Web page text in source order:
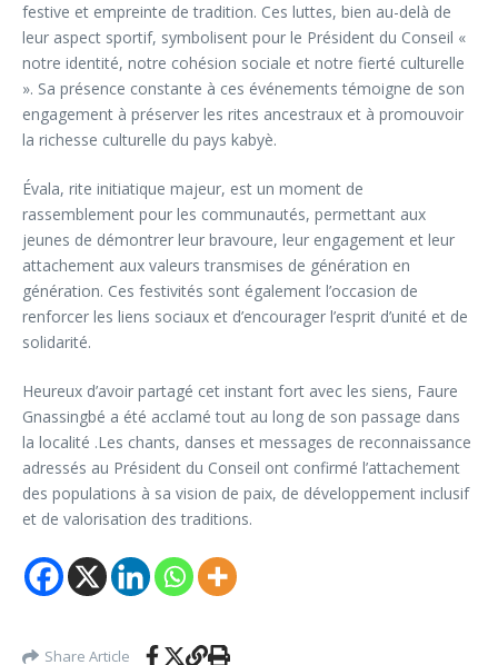
festive et empreinte de tradition. Ces luttes, bien au-delà de
leur aspect sportif, symbolisent pour le Président du Conseil «
notre identité, notre cohésion sociale et notre fierté culturelle
». Sa présence constante à ces événements témoigne de son
engagement à préserver les rites ancestraux et à promouvoir
la richesse culturelle du pays kabyè.
Évala, rite initiatique majeur, est un moment de
rassemblement pour les communautés, permettant aux
jeunes de démontrer leur bravoure, leur engagement et leur
attachement aux valeurs transmises de génération en
génération. Ces festivités sont également l’occasion de
renforcer les liens sociaux et d’encourager l’esprit d’unité et de
solidarité.
Heureux d’avoir partagé cet instant fort avec les siens, Faure
Gnassingbé a été acclamé tout au long de son passage dans
la localité .Les chants, danses et messages de reconnaissance
adressés au Président du Conseil ont confirmé l’attachement
des populations à sa vision de paix, de développement inclusif
et de valorisation des traditions.
Share Article